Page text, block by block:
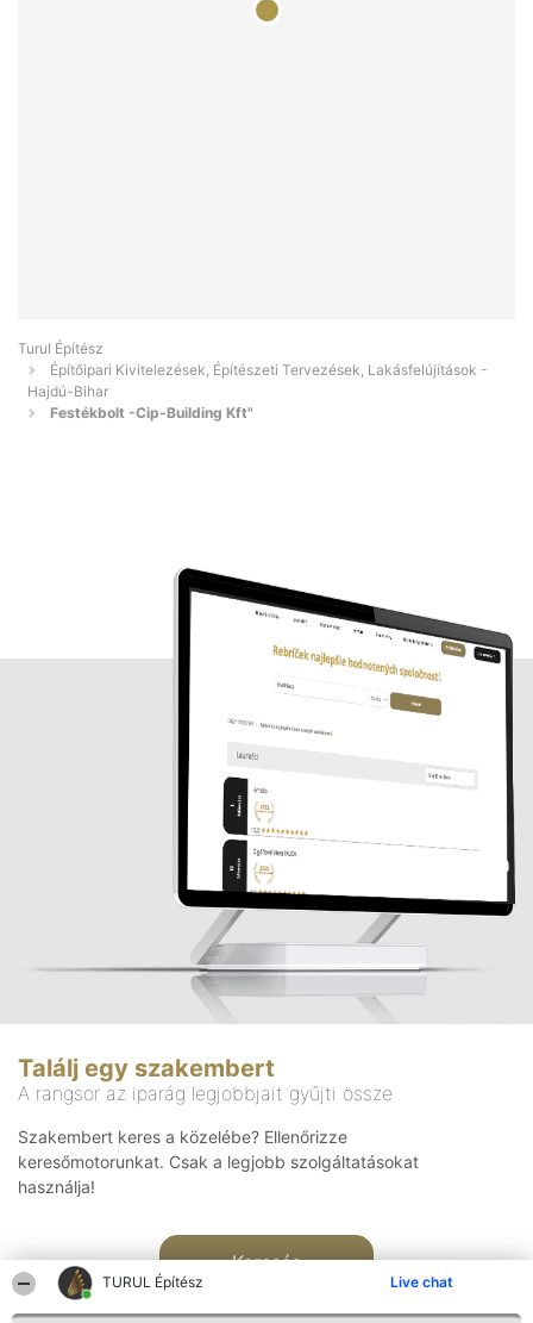
TURUL Építész Live chat
Turul Építész
Építőipari Kivitelezések, Építészeti Tervezések, Lakásfelújítások -
Hajdú-Bihar
Festékbolt -Cip-Building Kft"
Találj egy szakembert
A rangsor az iparág legjobbjait gyűjti össze
Szakembert keres a közelébe? Ellenőrizze
keresőmotorunkat. Csak a legjobb szolgáltatásokat
használja!
Keresés